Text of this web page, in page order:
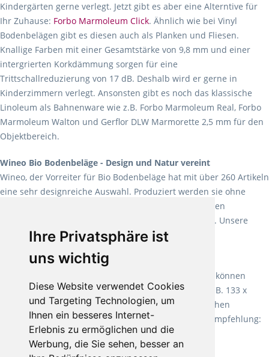
Ihre Privatsphäre ist
uns wichtig
Diese Website verwendet Cookies
und Targeting Technologien, um
Ihnen ein besseres Internet-
Erlebnis zu ermöglichen und die
Werbung, die Sie sehen, besser an
Kindergärten gerne verlegt. Jetzt gibt es aber eine Alterntive für
Ihr Zuhause: Forbo Marmoleum Click. Ähnlich wie bei Vinyl
Bodenbelägen gibt es diesen auch als Planken und Fliesen.
Knallige Farben mit einer Gesamtstärke von 9,8 mm und einer
intergrierten Korkdämmung sorgen für eine
Trittschallreduzierung von 17 dB. Deshalb wird er gerne in
Kinderzimmern verlegt. Ansonsten gibt es noch das klassische
Linoleum als Bahnenware wie z.B. Forbo Marmoleum Real, Forbo
Marmoleum Walton und Gerflor DLW Marmorette 2,5 mm für den
Objektbereich.
Wineo Bio Bodenbeläge - Design und Natur vereint
Wineo, der Vorreiter für Bio Bodenbeläge hat mit über 260 Artikeln
eine sehr designreiche Auswahl. Produziert werden sie ohne
Weichmacher und Lösungsmittel. Mit allen verfügbaren
Verlegearten ist er für jegliche Bauvorhaben attraktiv. Unsere
Empfehlung:Wineo 1000 Multi Layer XXL.
Teppiche für ein angenehmes Laufgefühl
machen es schon lange vor. Sie können
Teppich in Ihrem gewünschten Sondermaß kaufen, z.B. 133 x
60cm. Vor allem in Schlafzimmern aufgrund der weichen
Oberfläche ein sehr beliebter Zusatzboden. Unsere Empfehlung:
Fletco Fluffy und Fletco Hermelin